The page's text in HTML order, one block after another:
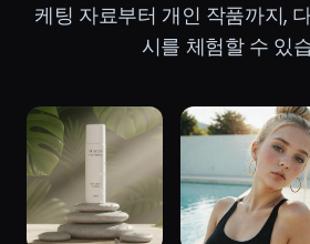
케팅 자료부터 개인 작품까지,
시를 체험할 수 있